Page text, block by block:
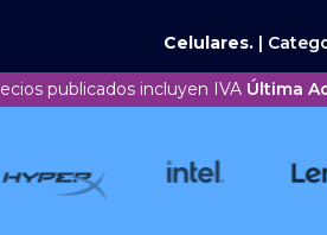
Celulares. |
publicados incluyen IVA Última